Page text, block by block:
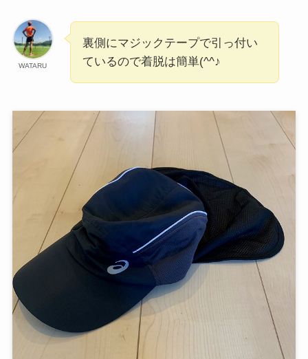
WATARU
裏側にマジックテープで引っ付い
ているので着脱は簡単(^^♪